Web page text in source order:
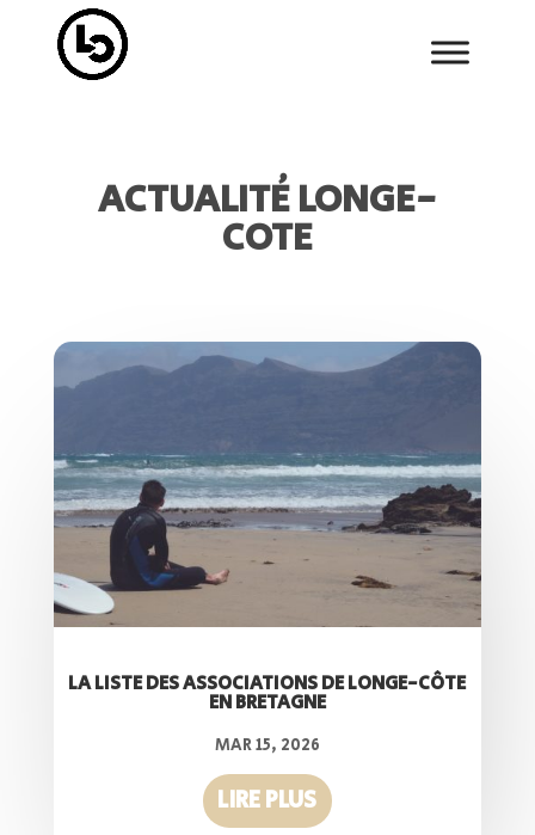
ACTUALITÉ LONGE-
COTE
LA LISTE DES ASSOCIATIONS DE LONGE-CÔTE
EN BRETAGNE
MAR 15, 2026
LIRE PLUS